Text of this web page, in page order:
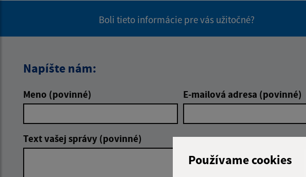
Používame cookies
Boli tieto informácie pre vás užitočné?
Napíšte nám:
Meno (povinné) E-mailová adresa (povinné)
Text vašej správy (povinné)